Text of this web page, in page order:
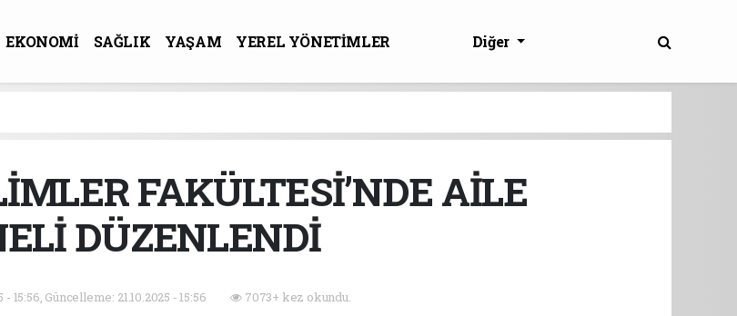
EKONOMİ SAĞLIK YAŞAM
YEREL YÖNETİMLER
Diğer
FAKÜLTESİ’NDE AİLE
DÜZENLENDİ
- 15:56, Güncelleme: 21.10.2025 - 15:56 7073+ kez okundu.